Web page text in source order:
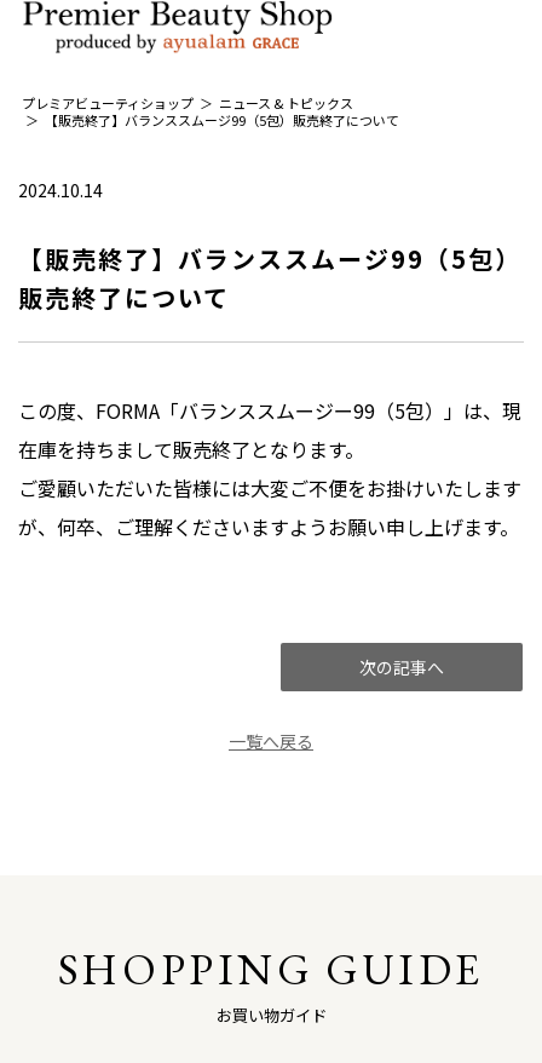
プレミアビューティショップ
ニュース & トピックス
【販売終了】バランススムージ99（5包）販売終了について
2024.10.14
【販売終了】バランススムージ99（5包）
販売終了について
この度、FORMA「バランススムージー99（5包）」は、現
在庫を持ちまして販売終了となります。
​​​​​​​ご愛顧いただいた皆様には大変ご不便をお掛けいたします
が、何卒、ご理解くださいますようお願い申し上げます。
一覧へ戻る
次の記事へ
SHOPPING GUIDE
お買い物ガイド